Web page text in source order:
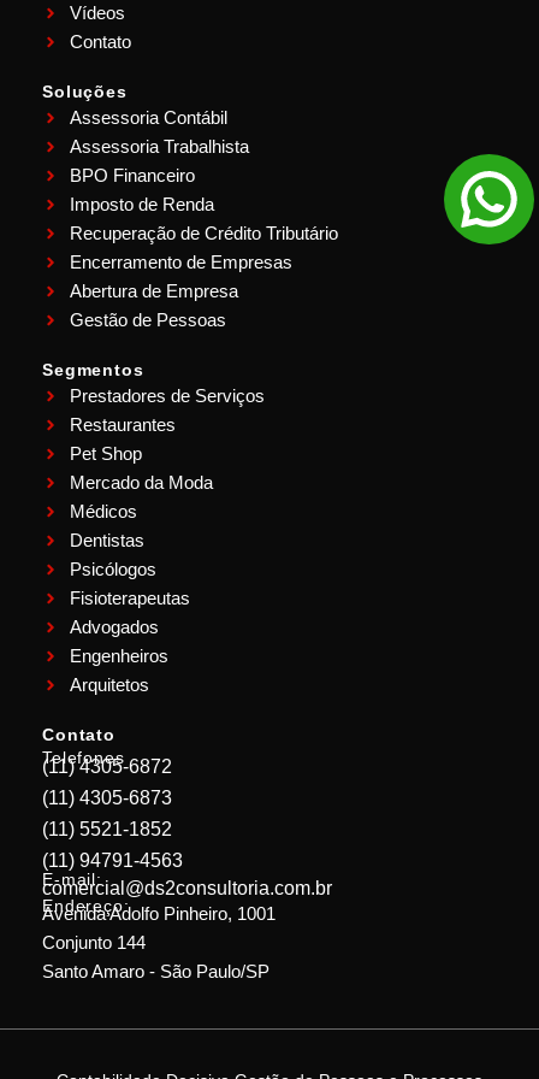
Vídeos
Contato
Soluções
Assessoria Contábil
Assessoria Trabalhista
BPO Financeiro
Imposto de Renda
Recuperação de Crédito Tributário
Encerramento de Empresas
Abertura de Empresa
Gestão de Pessoas
Segmentos
Prestadores de Serviços
Restaurantes
Pet Shop
Mercado da Moda
Médicos
Dentistas
Psicólogos
Fisioterapeutas
Advogados
Engenheiros
Arquitetos
Contato
Telefones
(11) 4305-6872
(11) 4305-6873
(11) 5521-1852
(11) 94791-4563
E-mail:
comercial@ds2consultoria.com.br
Endereço:
Avenida Adolfo Pinheiro, 1001
Conjunto 144
Santo Amaro - São Paulo/SP